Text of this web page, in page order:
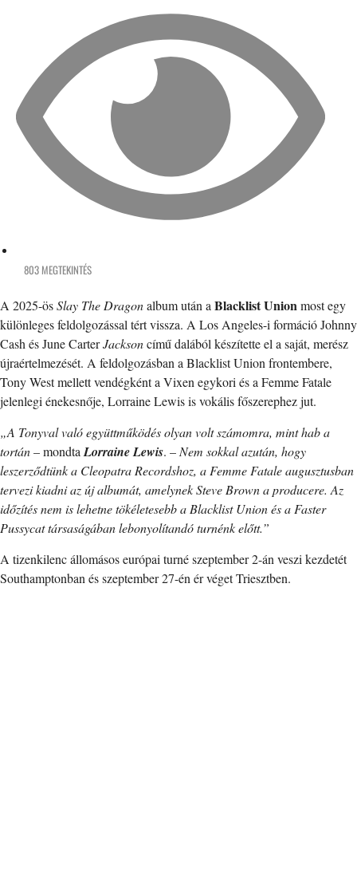
803 MEGTEKINTÉS
A 2025-ösSlay The Dragonalbum után a Blacklist Unionmost egy
különleges feldolgozással tért vissza. A Los Angeles-i formáció Johnny
Cash és June CarterJacksoncímű dalából készítette el a saját, merész
újraértelmezését. A feldolgozásban a Blacklist Union frontembere,
Tony West mellett vendégként a Vixen egykori és a Femme Fatale
jelenlegi énekesnője, Lorraine Lewis is vokális főszerephez jut.
„A Tonyval való együttműködés olyan volt számomra, mint hab a
tortán– mondta Lorraine Lewis. – Nem sokkal azután, hogy
leszerződtünk a Cleopatra Recordshoz, a Femme Fatale augusztusban
tervezi kiadni az új albumát, amelynek Steve Brown a producere. Az
időzítés nem is lehetne tökéletesebb a Blacklist Union és a Faster
Pussycat társaságában lebonyolítandó turnénk előtt.”
A tizenkilenc állomásos európai turné szeptember 2-án veszi kezdetét
Southamptonban és szeptember 27-én ér véget Triesztben.